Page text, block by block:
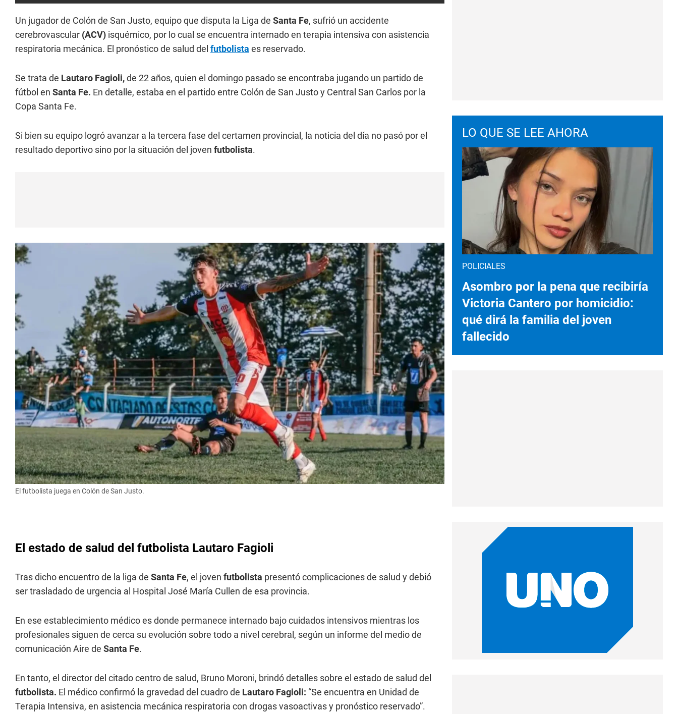
Un jugador de Colón de San Justo, equipo que disputa la Liga de Santa Fe, sufrió un accidente
cerebrovascular (ACV) isquémico, por lo cual se encuentra internado en terapia intensiva con asistencia
respiratoria mecánica. El pronóstico de salud del futbolista es reservado.
Se trata de Lautaro Fagioli,de 22 años, quien el domingo pasado se encontraba jugando un partido de
fútbol en Santa Fe. En detalle, estaba en el partido entre Colón de San Justo y Central San Carlos por la
Copa Santa Fe.
Si bien su equipo logró avanzar a la tercera fase del certamen provincial, la noticia del día no pasó por el
resultado deportivo sino por la situación del joven futbolista.
El futbolista juega en Colón de San Justo.
El estado de salud del futbolista Lautaro Fagioli
Tras dicho encuentro de la liga de Santa Fe, el joven futbolista presentó complicaciones de salud y debió
ser trasladado de urgencia al Hospital José María Cullen de esa provincia.
En ese establecimiento médico es donde permanece internado bajo cuidados intensivos mientras los
profesionales siguen de cerca su evolución sobre todo a nivel cerebral, según un informe del medio de
comunicación Aire de Santa Fe.
En tanto, el director del citado centro de salud, Bruno Moroni, brindó detalles sobre el estado de salud del
futbolista. El médico confirmó la gravedad del cuadro de Lautaro Fagioli: “Se encuentra en Unidad de
Terapia Intensiva, en asistencia mecánica respiratoria con drogas vasoactivas y pronóstico reservado”.
LO QUE SE LEE AHORA
POLICIALES
Asombro por la pena que recibiría
Victoria Cantero por homicidio:
qué dirá la familia del joven
fallecido